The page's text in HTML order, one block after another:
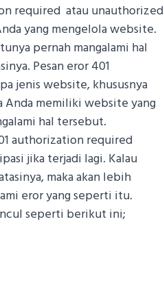
required atau unauthorized
yang mengelola website.
pernah mangalami hal
Pesan eror 401
jenis website, khususnya
Anda memiliki website yang
hal tersebut.
authorization required
jika terjadi lagi. Kalau
maka akan lebih
eror yang seperti itu.
seperti berikut ini;